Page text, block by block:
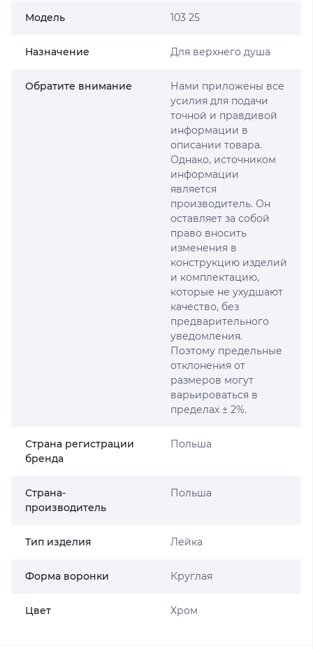
Модель 103 25
Назначение Для верхнего душа
Обратите внимание
Нами приложены все
усилия для подачи
точной и правдивой
информации в
описании товара.
Однако, источником
информации
является
производитель. Он
оставляет за собой
право вносить
изменения в
конструкцию изделий
и комплектацию,
которые не ухудшают
качество, без
предварительного
уведомления.
Поэтому предельные
отклонения от
размеров могут
варьироваться в
пределах ± 2%.
Страна регистрации
бренда
Польша
Страна-
производитель
Польша
Тип изделия Лейка
Форма воронки Круглая
Цвет Хром